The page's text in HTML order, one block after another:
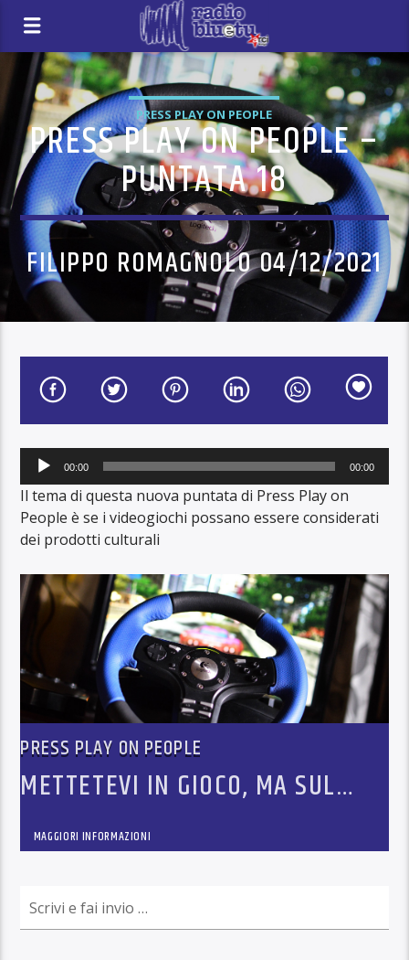
PRESS PLAY ON PEOPLE
PRESS PLAY ON PEOPLE –
PUNTATA 18
FILIPPO ROMAGNOLO 04/12/2021
Audio
Player
00:00 00:00
Il tema di questa nuova puntata di Press Play on
People è se i videogiochi possano essere considerati
dei prodotti culturali
PRESS PLAY ON PEOPLE
METTETEVI IN GIOCO, MA SUL
MAGGIORI INFORMAZIONI